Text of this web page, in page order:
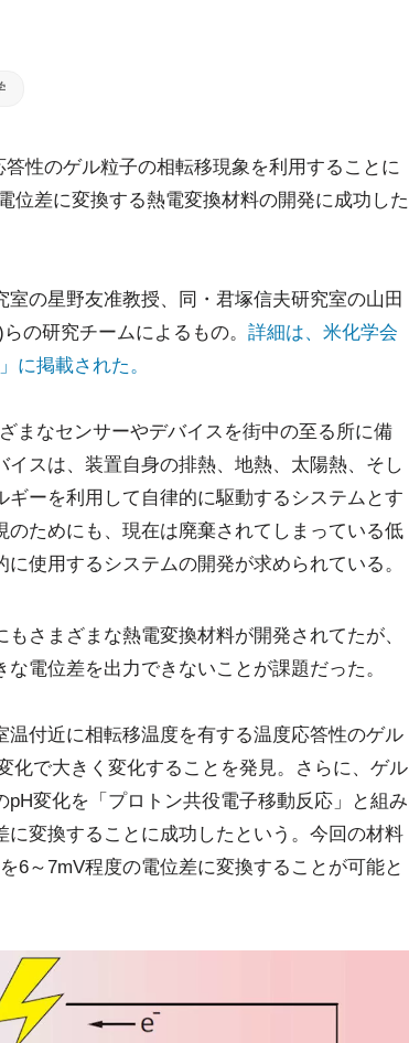
答性のゲル粒子の相転移現象を利用することに
差に変換する熱電変換材料の開発に成功した
の星野友准教授、同・君塚信夫研究室の山田
の研究チームによるもの。 詳細は、米化学会
に掲載された。
まなセンサーやデバイスを街中の至る所に備
スは、装置自身の排熱、地熱、太陽熱、そし
ーを利用して自律的に駆動するシステムとす
ためにも、現在は廃棄されてしまっている低
使用するシステムの開発が求められている。
さまざまな熱電変換材料が開発されてたが、
電位差を出力できないことが課題だった。
付近に相転移温度を有する温度応答性のゲル
化で大きく変化することを発見。さらに、ゲル
変化を「プロトン共役電子移動反応」と組み
変換することに成功したという。今回の材料
6～7mV程度の電位差に変換することが可能と